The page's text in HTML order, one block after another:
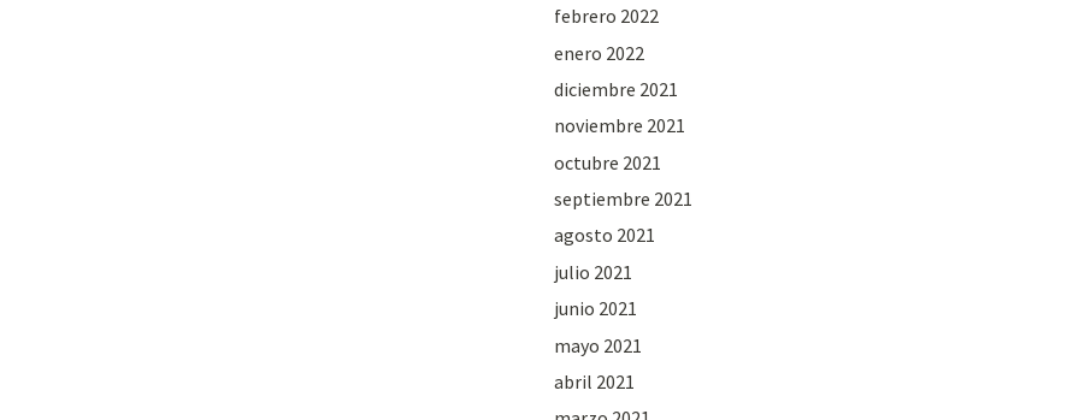
febrero 2022
enero 2022
diciembre 2021
noviembre 2021
octubre 2021
septiembre 2021
agosto 2021
julio 2021
junio 2021
mayo 2021
abril 2021